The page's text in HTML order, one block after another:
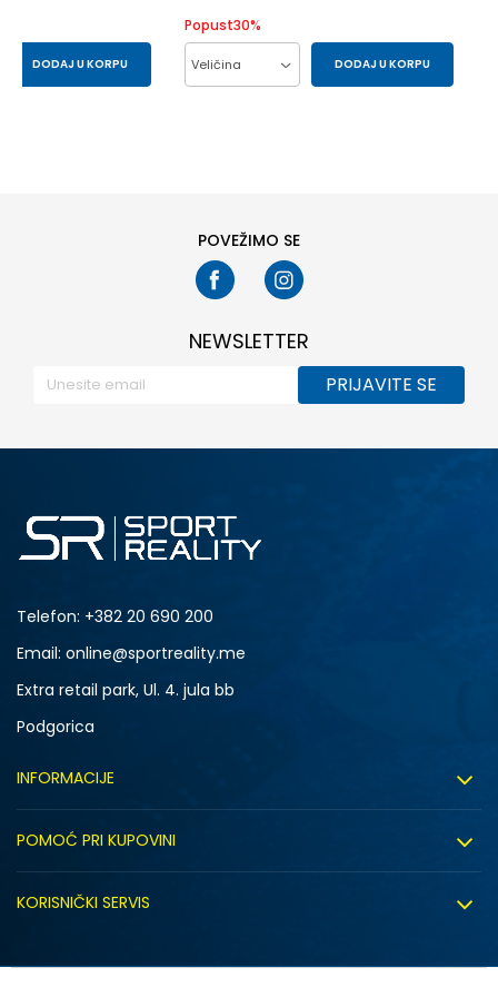
DODAJ U KORPU
Popust30%
Veličina DODAJ U KORPU
POVEŽIMO SE
NEWSLETTER
PRIJAVITE SE
Telefon: +382 20 690 200
Email: online@sportreality.me
Extra retail park, Ul. 4. jula bb
Podgorica
INFORMACIJE
Zapošljavanje
Sindikalna prodaja
POMOĆ PRI KUPOVINI
Kako kupiti
KORISNIČKI SERVIS